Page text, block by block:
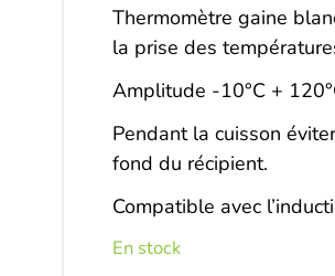
Description
Thermomètre gaine
la prise des
Amplitude -10°C +
Pendant la cuisson
fond du récipient.
Compatible avec
En stock